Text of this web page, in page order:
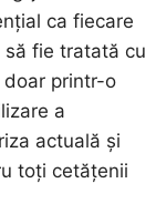
ca fiecare
fie tratată cu
doar printr-o
a
actuală și
toți cetățenii